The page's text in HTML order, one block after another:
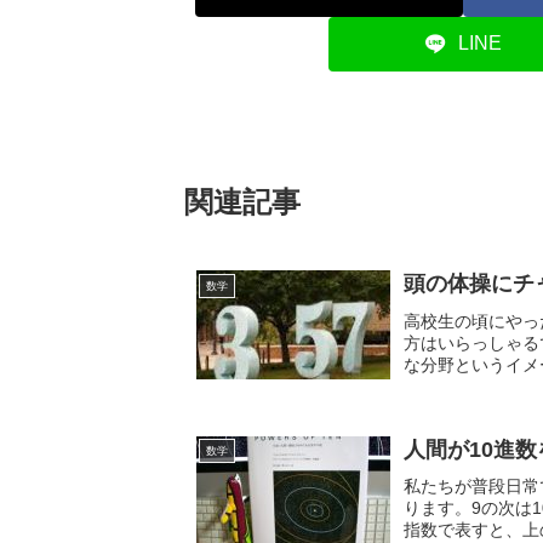
LINE
関連記事
数学 頭の体操にチ
高校生の頃にや
方はいらっしゃ
な分野というイ
数学 人間が10進
私たちが普段日
ります。9の次は
指数で表すと、